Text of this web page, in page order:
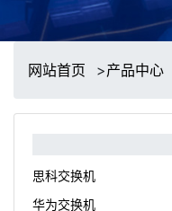
网站首页 >产品中心
思科交换机
华为交换机